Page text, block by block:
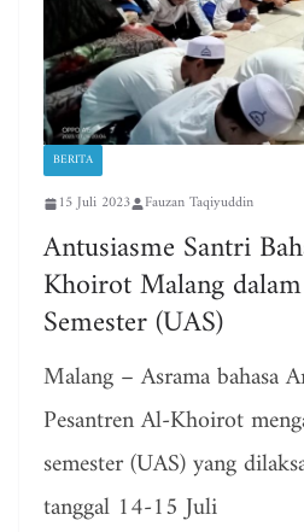
BERITA
15 Juli 2023 Fauzan Taqiyuddin
Antusiasme Santri
Khoirot Malang
Semester (UAS)
Malang – Asrama bahasa
Pesantren Al-Khoirot
semester (UAS) yang
tanggal 14-15 Juli